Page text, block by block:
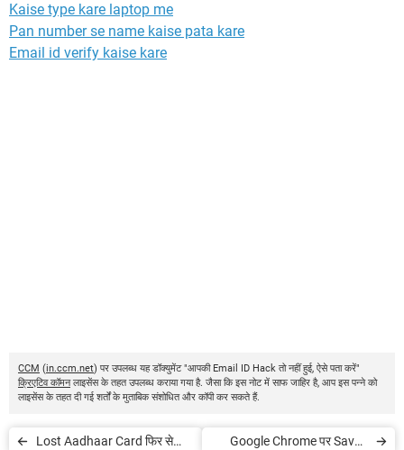
Kaise type kare laptop me
Pan number se name kaise pata kare
Email id verify kaise kare
CCM (in.ccm.net) पर उपलब्ध यह डॉक्युमेंट "आपकी Email ID Hack तो नहीं हुई, ऐसे पता करें"
क्रिएटिव कॉमनलाइसेंस के तहत उपलब्ध कराया गया है. जैसा कि इस नोट में साफ जाहिर है, आप इस पन्ने को
लाइसेंस के तहत दी गई शर्तों के मुताबिक संशोधित और कॉपी कर सकते हैं.
Lost Aadhaar Card फिर से
Google Chrome पर Saved